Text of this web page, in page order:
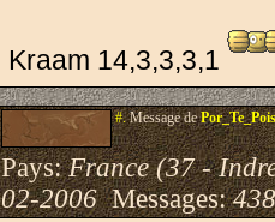
Kraam 14,3,3,3,1
#.Message de
Pays:France (37 -
02-2006Messages: